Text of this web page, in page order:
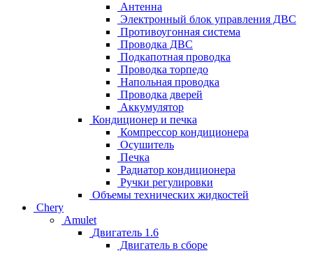
Антенна
Электронный блок управления ДВС
Противоугонная система
Проводка ДВС
Подкапотная проводка
Проводка торпедо
Напольная проводка
Проводка дверей
Аккумулятор
Кондиционер и печка
Компрессор кондиционера
Осушитель
Печка
Радиатор кондиционера
Ручки регулировки
Объемы технических жидкостей
Chery
Amulet
Двигатель 1.6
Двигатель в сборе